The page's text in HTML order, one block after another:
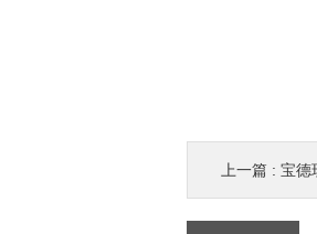
上一篇 : 宝德